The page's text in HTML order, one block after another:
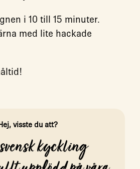
i 10 till 15 minuter.
med lite hackade
visste du att?
kyckling